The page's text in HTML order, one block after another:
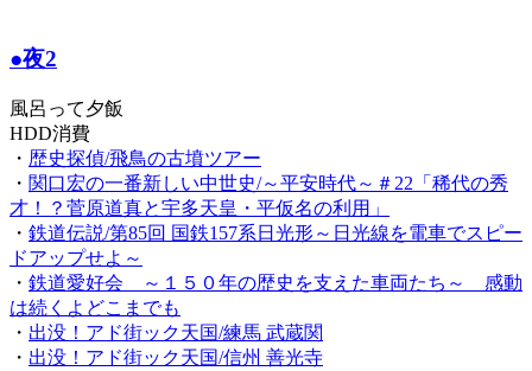
●夜2
風呂って夕飯
HDD消費
・ 歴史探偵/飛鳥の古墳ツアー
・ 関口宏の一番新しい中世史/～平安時代～＃22「稀代の秀
才！？菅原道真と宇多天皇・平仮名の利用」
・ 鉄道伝説/第85回 国鉄157系日光形～日光線を電車でスピー
ドアップせよ～
・ 鉄道愛好会 ～１５０年の歴史を支えた車両たち～ 感動
は続くよどこまでも
・ 出没！アド街ック天国/練馬 武蔵関
・ 出没！アド街ック天国/信州 善光寺